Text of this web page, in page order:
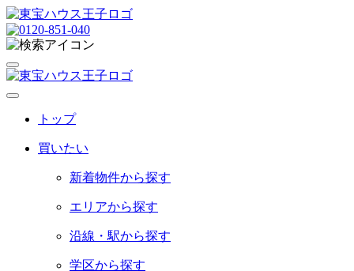
トップ
買いたい
新着物件から探す
エリアから探す
沿線・駅から探す
学区から探す